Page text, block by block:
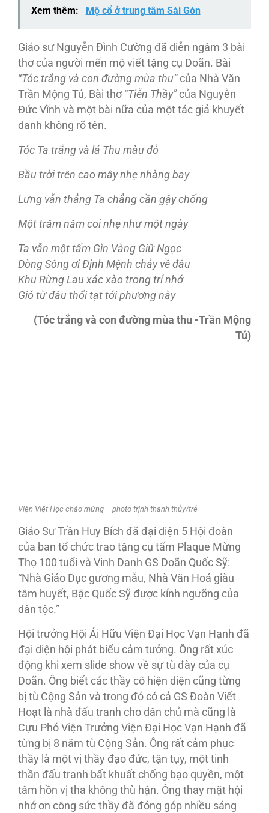
Xem thêm: Mộ cổ ở trung tâm Sài Gòn
Giáo sư Nguyễn Ðình Cường đã diễn ngâm 3 bài
thơ của người mến mộ viết tặng cụ Doãn. Bài
“Tóc trắng và con đường mùa thu”của Nhà Văn
Trần Mộng Tú, Bài thơ “Tiễn Thầy”của Nguyễn
Ðức Vĩnh và một bài nữa của một tác giả khuyết
danh không rõ tên.
Tóc Ta trắng và lá Thu màu đỏ
Bầu trời trên cao mây nhẹ nhàng bay
Lưng vẫn thẳng Ta chẳng cần gậy chống
Một trăm năm coi nhẹ như một ngày
Ta vẫn một tấm Gìn Vàng Giữ Ngọc
Dòng Sông ơi Ðịnh Mệnh chảy về đâu
Khu Rừng Lau xác xào trong trí nhớ
Gió từ đâu thổi tạt tới phương này
(Tóc trắng và con đường mùa thu -Trần Mộng
Tú)
Viện Việt Học chào mừng – photo trịnh thanh thủy/trẻ
Giáo Sư Trần Huy Bích đã đại diện 5 Hội đoàn
của ban tổ chức trao tặng cụ tấm Plaque Mừng
Thọ 100 tuổi và Vinh Danh GS Doãn Quốc Sỹ:
“Nhà Giáo Dục gương mẫu, Nhà Văn Hoá giàu
tâm huyết, Bậc Quốc Sỹ được kính ngưỡng của
dân tộc.”
Hội trưởng Hội Ái Hữu Viện Ðại Học Vạn Hạnh đã
đại diện hội phát biểu cảm tưởng. Ông rất xúc
động khi xem slide show về sự tù đày của cụ
Doãn. Ông biết các thầy cô hiện diện cũng từng
bị tù Cộng Sản và trong đó có cả GS Ðoàn Viết
Hoạt là nhà đấu tranh cho dân chủ mà cũng là
Cựu Phó Viện Trưởng Viện Ðại Học Vạn Hạnh đã
từng bị 8 năm tù Cộng Sản. Ông rất cảm phục
thầy là một vị thầy đạo đức, tận tụy, một tinh
thần đấu tranh bất khuất chống bạo quyền, một
tâm hồn vị tha không thù hận. Ông thay mặt hội
nhớ ơn công sức thầy đã đóng góp nhiều sáng